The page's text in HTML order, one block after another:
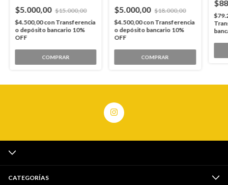
$5.000,00 $15.000,00
$4.500,00con Transferencia
o depósito bancario 10%
OFF
COMPRAR
$5.000,00 $18.000,00
$4.500,00conTransferencia
o depósito bancario 10%
OFF
COMPRAR
CATEGORÍAS